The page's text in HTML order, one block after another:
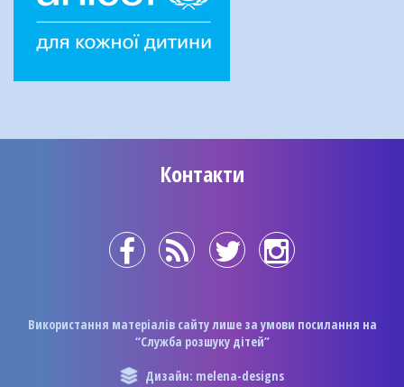
Контакти
Використання матеріалів сайту лише за умови посилання на
“Служба розшуку дітей”
Дизайн: melena-designs